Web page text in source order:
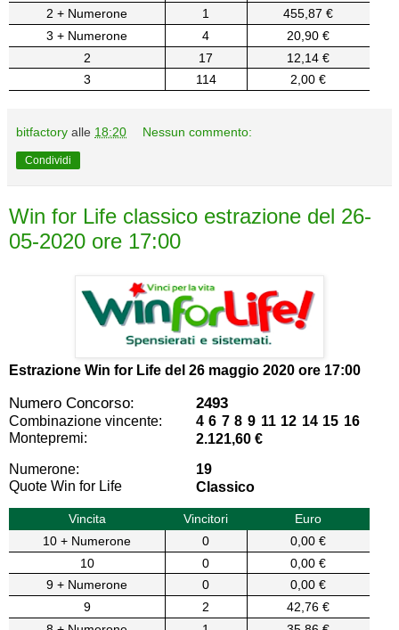
2 + Numerone
1
455,87 €
3 + Numerone
4
20,90 €
2
17
12,14 €
3
114 2,00 €
bitfactory alle 18:20 Nessun commento:
Condividi
Win for Life classico estrazione del 26-
05-2020 ore 17:00
Estrazione Win for Life del 26 maggio 2020 ore 17:00
Numero Concorso: 2493
Combinazione vincente:
4 6 7 8 9 11 12 14 15 16
Montepremi:
2.121,60 €
Numerone:
19
Quote Win for Life
Classico
Vincita Vincitori
Euro
10 + Numerone
0
0,00 €
10
0
0,00 €
9 + Numerone
0
0,00 €
9
2
42,76 €